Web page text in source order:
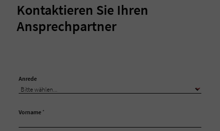
Kontaktieren Sie Ihren
Ansprechpartner
Anrede
Vorname *